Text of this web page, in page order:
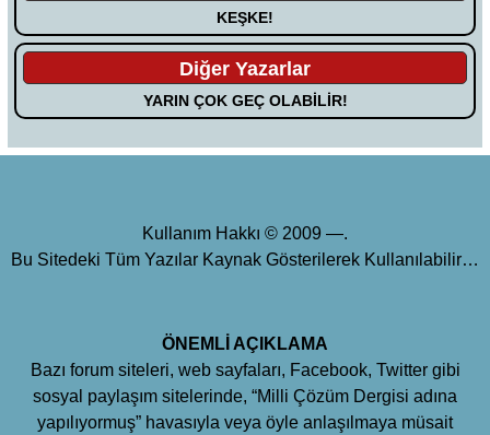
KEŞKE!
Diğer Yazarlar
YARIN ÇOK GEÇ OLABİLİR!
Kullanım Hakkı © 2009 —.
Bu Sitedeki Tüm Yazılar Kaynak Gösterilerek Kullanılabilir…
ÖNEMLİ AÇIKLAMA
Bazı forum siteleri, web sayfaları, Facebook, Twitter gibi
sosyal paylaşım sitelerinde, “Milli Çözüm Dergisi adına
yapılıyormuş” havasıyla veya öyle anlaşılmaya müsait